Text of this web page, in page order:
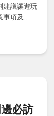
建議讓遊玩
事項及
必訪